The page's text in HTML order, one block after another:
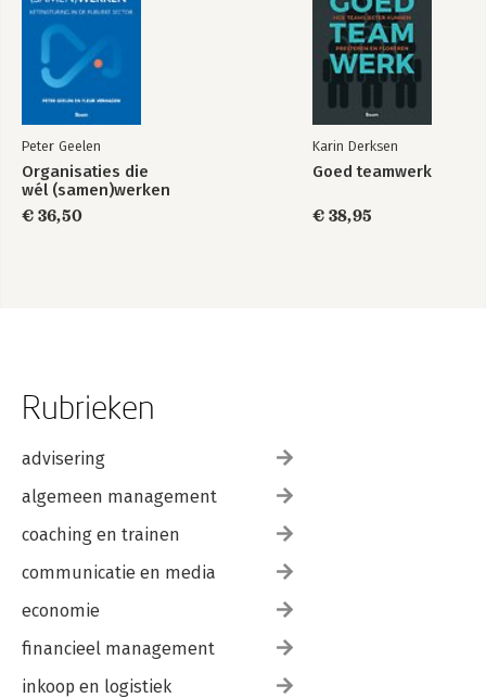
Peter Geelen
Organisaties die
wél (samen)werken
€ 36,50
Karin Derksen
Goed teamwerk
€ 38,95
Rubrieken
advisering
algemeen management
coaching en trainen
communicatie en media
economie
financieel management
inkoop en logistiek